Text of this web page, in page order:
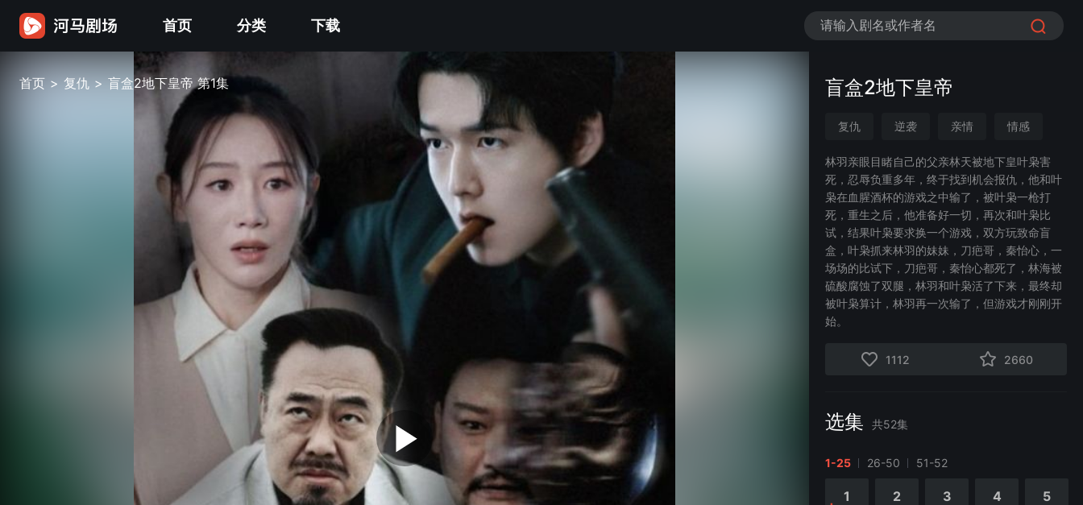
首页 分类 下载 请输入剧名或作者名
首页 > 复仇 > 盲盒2地下皇帝 第1集 盲盒2地下皇帝
复仇 逆袭 亲情
情感
都市
林羽亲眼目睹自己的父亲林天被地下皇叶枭害
死，忍辱负重多年，终于找到机会报仇，他和叶
枭在血腥酒杯的游戏之中输了，被叶枭一枪打
死，重生之后，他准备好一切，再次和叶枭比
试，结果叶枭要求换一个游戏，双方玩致命盲
盒，叶枭抓来林羽的妹妹，刀疤哥，秦怡心，一
场场的比试下，刀疤哥，秦怡心都死了，林海被
硫酸腐蚀了双腿，林羽和叶枭活了下来，最终却
被叶枭算计，林羽再一次输了，但游戏才刚刚开
始。
1112 2660
选集 共52集
1-25 26-50 51-52
1 2 3 4 5